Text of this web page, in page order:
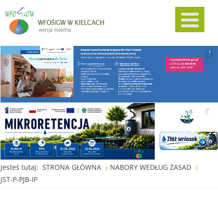
Jesteś tutaj: STRONA GŁÓWNA
NABORY WEDŁUG ZASAD
JST-P-PJB-IP